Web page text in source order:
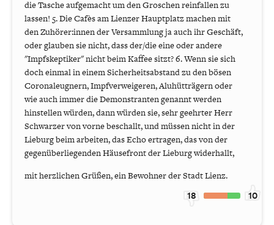
die Tasche aufgemacht um den Groschen reinfallen zu
lassen! 5. Die Cafès am Lienzer Hauptplatz machen mit
den Zuhörer:innen der Versammlung ja auch ihr Geschäft,
oder glauben sie nicht, dass der/die eine oder andere
"Impfskeptiker" nicht beim Kaffee sitzt? 6. Wenn sie sich
doch einmal in einem Sicherheitsabstand zu den bösen
Coronaleugnern, Impfverweigeren, Aluhütträgern oder
wie auch immer die Demonstranten genannt werden
hinstellen würden, dann würden sie, sehr geehrter Herr
Schwarzer von vorne beschallt, und müssen nicht in der
Lieburg beim arbeiten, das Echo ertragen, das von der
gegenüberliegenden Häusefront der Lieburg widerhallt,
mit herzlichen Grüßen, ein Bewohner der Stadt Lienz.
18 10